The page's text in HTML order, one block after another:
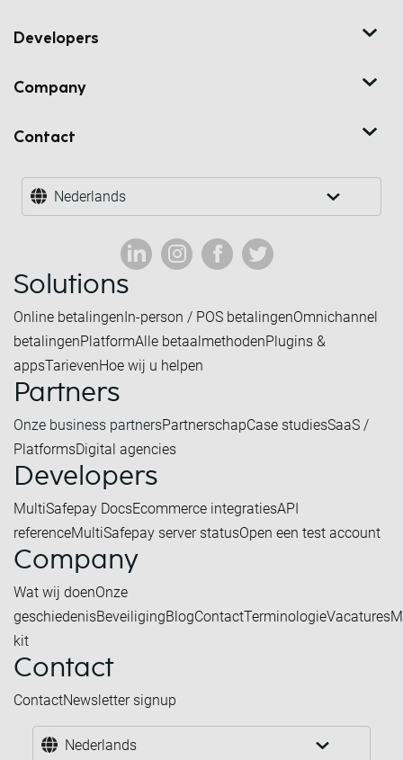
Developers
Company
Contact
Nederlands
Solutions
Online betalingenIn-person / POS betalingenOmnichannel
betalingenPlatformAlle betaalmethodenPlugins &
appsTarievenHoe wij u helpen
Partners
Onze business partnersPartnerschapCase studiesSaaS /
PlatformsDigital agencies
Developers
MultiSafepay DocsEcommerce integratiesAPI
referenceMultiSafepay server statusOpen een test account
Company
Wat wij doenOnze
geschiedenisBeveiligingBlogContactTerminologieVacatures
kit
Contact
ContactNewsletter signup
Nederlands